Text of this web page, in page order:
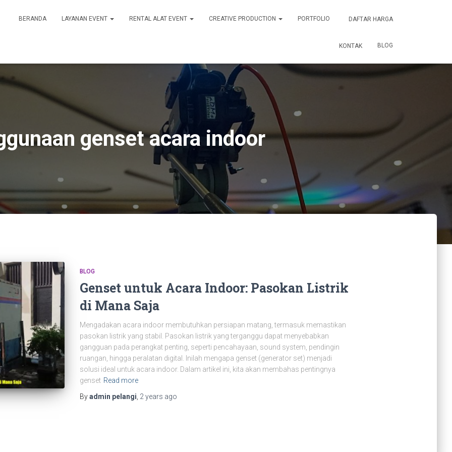
BERANDA LAYANAN EVENT RENTAL ALAT EVENT CREATIVE PRODUCTION PORTFOLIO DAFTAR HARGA
KONTAK BLOG
genset acara indoor
BLOG
Genset untuk Acara Indoor: Pasokan Listrik
di Mana Saja
Mengadakan acara indoor membutuhkan persiapan matang, termasuk memastikan
pasokan listrik yang stabil. Pasokan listrik yang terganggu dapat menyebabkan
gangguan pada perangkat penting, seperti pencahayaan, sound system, pendingin
ruangan, hingga peralatan digital. Inilah mengapa genset (generator set) menjadi
solusi ideal untuk acara indoor. Dalam artikel ini, kita akan membahas pentingnya
genset Read more
Byadmin pelangi 2 years ago